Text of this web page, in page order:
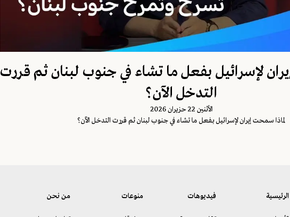
لإسرائيل بفعل ما تشاء في جنوب لبنان ثم قررت
التدخل الآن؟
اﻷثنين 22 حزيران 2026
لماذا سمحت إيران لإسرائيل بفعل ما تشاء في جنوب لبنان ثم قررت التدخل الآن؟
الرئيسية فيديوهات منوعات من نحن